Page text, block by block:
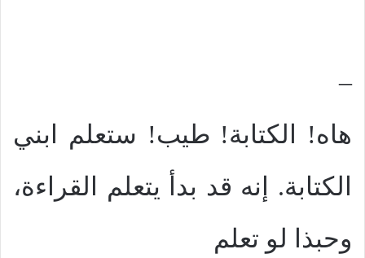
–
هاه! الكتابة! طيب! ستعلم ابني
الكتابة. إنه قد بدأ يتعلم القراءة،
وحبذا لو تعلم